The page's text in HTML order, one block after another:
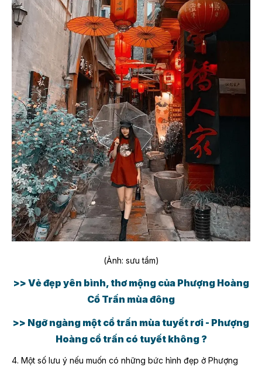
(Ảnh: sưu tầm)
>> Vẻ đẹp yên bình, thơ mộng của Phượng Hoàng
Cổ Trấn mùa đông
>> Ngỡ ngàng một cổ trấn mùa tuyết rơi - Phượng
Hoàng cổ trấn có tuyết không ?
4. Một số lưu ý nếu muốn có những bức hình đẹp ở Phượng